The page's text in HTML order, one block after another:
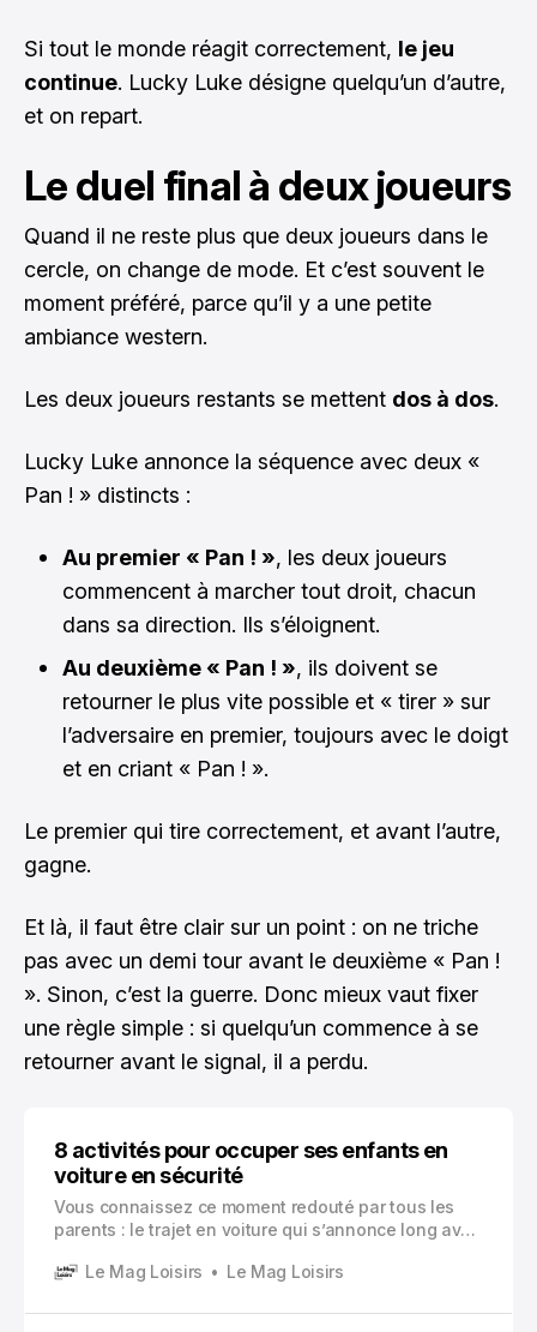
Si tout le monde réagit correctement, le jeu
continue. Lucky Luke désigne quelqu’un d’autre,
et on repart.
Le duel final à deux joueurs
Quand il ne reste plus que deux joueurs dans le
cercle, on change de mode. Et c’est souvent le
moment préféré, parce qu’il y a une petite
ambiance western.
Les deux joueurs restants se mettent dos à dos.
Lucky Luke annonce la séquence avec deux «
Pan ! » distincts :
Au premier « Pan ! », les deux joueurs
commencent à marcher tout droit, chacun
dans sa direction. Ils s’éloignent.
Au deuxième « Pan ! », ils doivent se
retourner le plus vite possible et « tirer » sur
l’adversaire en premier, toujours avec le doigt
et en criant « Pan ! ».
Le premier qui tire correctement, et avant l’autre,
gagne.
Et là, il faut être clair sur un point : on ne triche
pas avec un demi tour avant le deuxième « Pan !
». Sinon, c’est la guerre. Donc mieux vaut fixer
une règle simple : si quelqu’un commence à se
retourner avant le signal, il a perdu.
8 activités pour occuper ses enfants en
voiture en sécurité
Vous connaissez ce moment redouté par tous les
parents : le trajet en voiture qui s’annonce long avec
», « Je m’ennuie ! », « Il me touche ! ». Ces phrases
le moteur.
Le Mag Loisirs Le Mag Loisirs